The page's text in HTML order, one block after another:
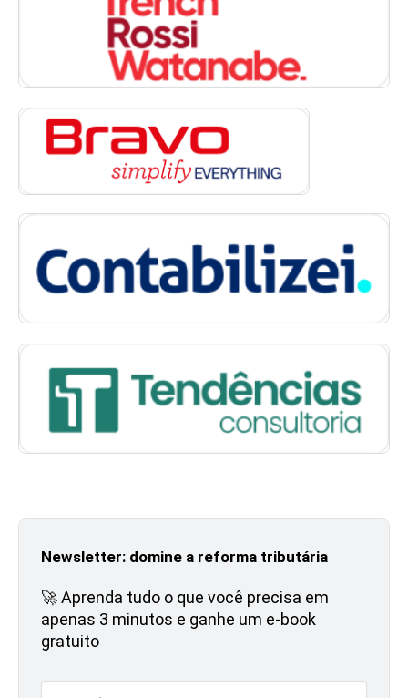
Newsletter: domine a reforma tributária
🚀 Aprenda tudo o que você precisa em
apenas 3 minutos e ganhe um e-book
gratuito